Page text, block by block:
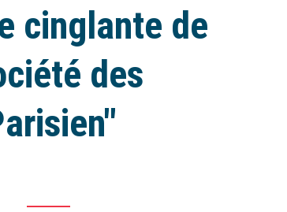
cinglante de
des